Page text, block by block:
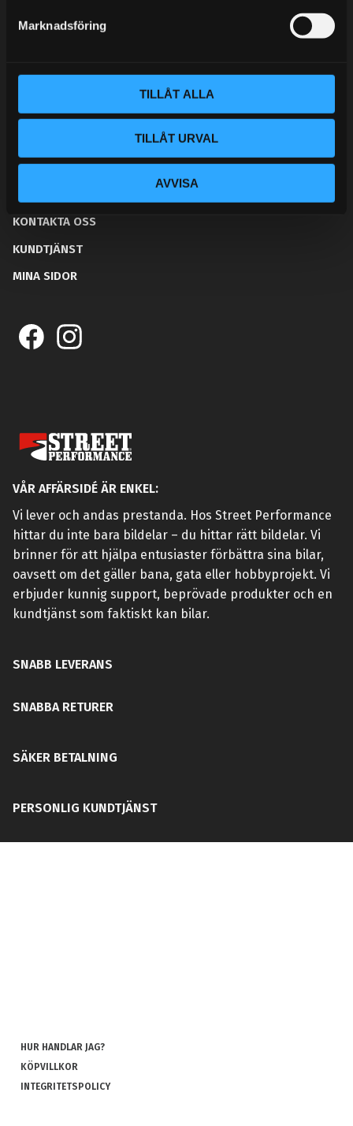
Marknadsföring
TILLÅT ALLA
TILLÅT URVAL
AVVISA
Tel:031- 51 66 60
BLOGG
KONTAKTA OSS
KUNDTJÄNST
MINA SIDOR
VÅR AFFÄRSIDÉ ÄR ENKEL:
Vi lever och andas prestanda. Hos Street Performance
hittar du inte bara bildelar – du hittar rätt bildelar. Vi
brinner för att hjälpa entusiaster förbättra sina bilar,
oavsett om det gäller bana, gata eller hobbyprojekt. Vi
erbjuder kunnig support, beprövade produkter och en
kundtjänst som faktiskt kan bilar.
SNABB LEVERANS
SNABBA RETURER
SÄKER BETALNING
PERSONLIG KUNDTJÄNST
HUR HANDLAR JAG?
KÖPVILLKOR
INTEGRITETSPOLICY